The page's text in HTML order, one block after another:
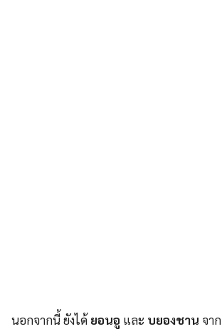
นอกจากนี้ ยังได้ ยอนอู และ บยองชาน จาก